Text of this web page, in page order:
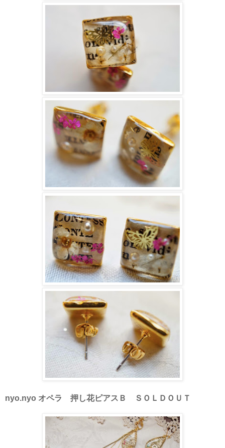
nyo.nyo オペラ 押し花ピアスＢ ＳＯＬＤＯＵＴ